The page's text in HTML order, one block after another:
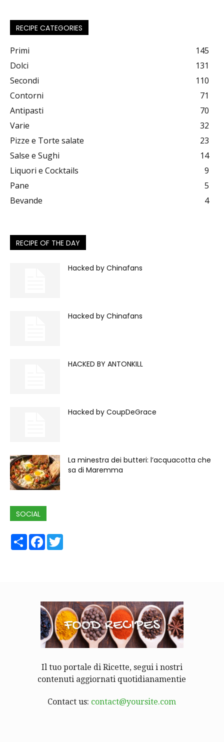
RECIPE CATEGORIES
Primi
145
Dolci
131
Secondi
110
Contorni
71
Antipasti
70
Varie
32
Pizze e Torte salate
23
Salse e Sughi
14
Liquori e Cocktails
9
Pane
5
Bevande
4
RECIPE OF THE DAY
Hacked by Chinafans
Hacked by Chinafans
HACKED BY ANTONKILL
Hacked by CoupDeGrace
La minestra dei butteri: l’acquacotta che
sa di Maremma
SOCIAL
ShareFacebook
Il tuo portale di Ricette, segui i nostri
contenuti aggiornati quotidianamentie
Contact us: contact@yoursite.com